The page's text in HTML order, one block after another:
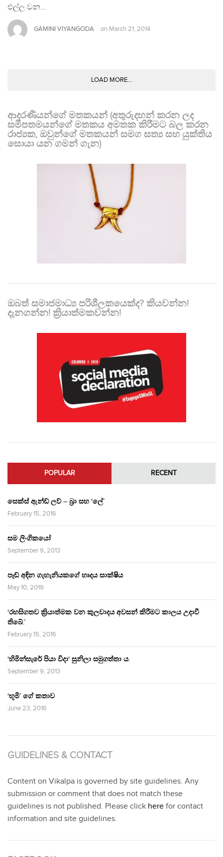
එල්ල වන…
GAMINI VIYANGODA on March 21, 2014
LOAD MORE...
ආදරණීයන්ගේ මතකයන් (අතුරුදහන් කරන ලද
සමීපතමයන්ගේ මතකය අමතක කිරීමට බල කරන
රාජ්‍යක, ඔවුන්ගේ මතකයන් සමග සත්‍ය සහ යුක්තිය
සොයා යන ගමන් ගැන)
ඔබත් සමාජමාධ්‍ය පරිශීලකයෙක්ද? කියවන්න!
දැනගන්න! ක්‍රියාත්මකවන්න!
POPULAR RECENT
සෙක්ස් ඇන්ඩ් ලව් – බ්‍රා සහ ‘ලේ’
February 15, 2016
සම ලිංගිකයෝ
September 9, 2013
පෑඩ් අඳින ගැහැනියකගේ හෘදය සාක්ෂිය
May 10, 2019
‘රහසිගතව ක්‍රියාත්මක වන කුලවාදය අවසන් කිරීමට කාලය උදාවී
තිබේ.’
February 15, 2016
‘හිමින්සැරේ පියා විදා‘ සුනිලා සමුගත්තා ය.
September 9, 2013
‘භූමි’ ගේ කතාව
June 23, 2016
GUIDELINES & CONTACT
Content on Vikalpa is governed by site guidelines. Any
submission or comment that does not match these
guidelines is not published. Please click here for contact
information and site guidelines.